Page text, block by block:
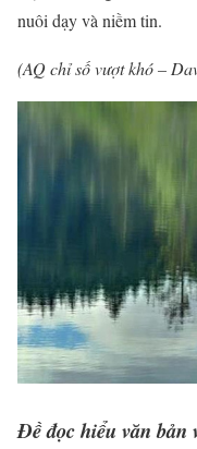
nuôi dạy và niềm tin.
(AQ chỉ số vượt khó –
Đề đọc hiểu văn bản